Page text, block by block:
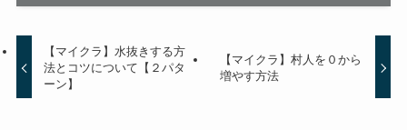
【マイクラ】水抜きする方
法とコツについて【２パタ
ーン】
【マイクラ】村人を０から
増やす方法